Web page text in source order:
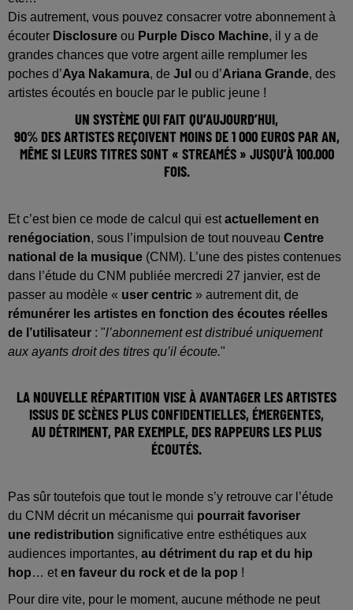
Dis autrement, vous pouvez consacrer votre abonnement à
écouter Disclosure ou Purple Disco Machine, il y a de
grandes chances que votre argent aille remplumer les
poches d’Aya Nakamura, de Jul ou d’Ariana Grande, des
artistes écoutés en boucle par le public jeune !
UN SYSTÈME QUI FAIT QU’AUJOURD’HUI,
90% DES ARTISTES REÇOIVENT MOINS DE 1 000 EUROS PAR AN,
MÊME SI LEURS TITRES SONT « STREAMÉS » JUSQU’À 100.000
FOIS.
Et c’est bien ce mode de calcul qui estactuellement en
renégociation, sous l’impulsion de tout nouveau Centre
national de la musique (CNM). L’une des pistes contenues
dans l’étude du CNM publiée mercredi 27 janvier, est de
passer au modèle « user centric » autrement dit, de
rémunérer les artistes en fonction des écoutes réelles
de l’utilisateur : "l’abonnement est distribué uniquement
aux ayants droit des titres qu’il écoute."
LA NOUVELLE RÉPARTITION VISE ÀAVANTAGER LES ARTISTES
ISSUS DE SCÈNES PLUS CONFIDENTIELLES, ÉMERGENTES,
AU DÉTRIMENT, PAR EXEMPLE, DES RAPPEURS LES PLUS
ÉCOUTÉS.
Pas sûr toutefois que tout le monde s’y retrouve car l’étude
du CNM décrit un mécanisme qui pourrait favoriser
une redistribution significative entre esthétiques aux
audiences importantes, au détriment du rap et du hip
hop… eten faveur du rock et de la pop !
Pour dire vite, pour le moment, aucune méthode ne peut